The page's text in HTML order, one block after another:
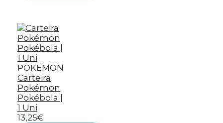
POKEMON
Carteira
Pokémon
Pokébola |
1 Uni
13,25€